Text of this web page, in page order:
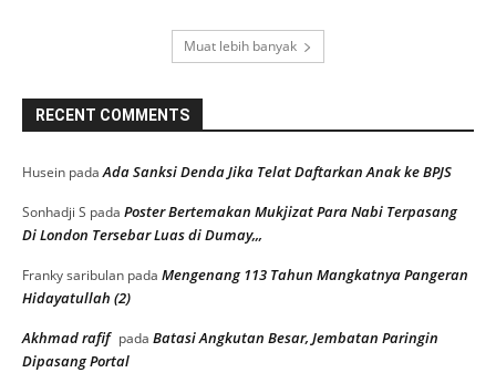
Muat lebih banyak
RECENT COMMENTS
Husein padaAda Sanksi Denda Jika Telat Daftarkan Anak ke BPJS
Sonhadji S pada Poster Bertemakan Mukjizat Para Nabi Terpasang
Di London Tersebar Luas di Dumay,,,
Franky saribulan pada Mengenang 113 Tahun Mangkatnya Pangeran
Hidayatullah (2)
Akhmad rafif pada Batasi Angkutan Besar, Jembatan Paringin
Dipasang Portal